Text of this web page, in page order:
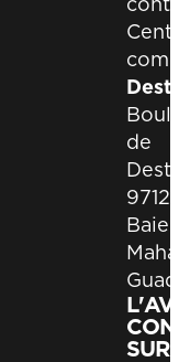
de
Baie-
SUR